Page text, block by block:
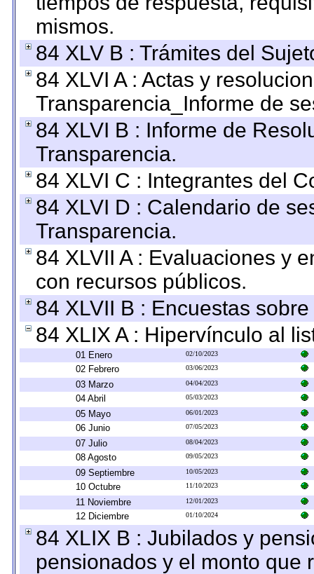
mismos.
84 XLV B : Trámites del
84 XLVI A : Actas y
Transparencia_Informe de
84 XLVI B : Informe de
Transparencia.
84 XLVI C : Integrantes del
84 XLVI D : Calendario de
Transparencia.
84 XLVII A : Evaluaciones y
con recursos públicos.
84 XLVII B : Encuestas
84 XLIX A : Hipervínculo al
01 Enero 02/10/2023
02 Febrero 03/06/2023
03 Marzo 04/04/2023
04 Abril 05/03/2023
05 Mayo 06/01/2023
06 Junio 07/05/2023
07 Julio 08/04/2023
08 Agosto 09/05/2023
09 Septiembre 10/05/2023
10 Octubre 11/10/2023
11 Noviembre 12/01/2023
12 Diciembre 01/10/2024
84 XLIX B : Jubilados y
pensionados y el monto que